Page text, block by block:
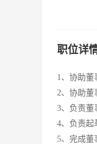
职位详
1、协助董
2、协助董
3、负责董
4、负责起
5、完成董